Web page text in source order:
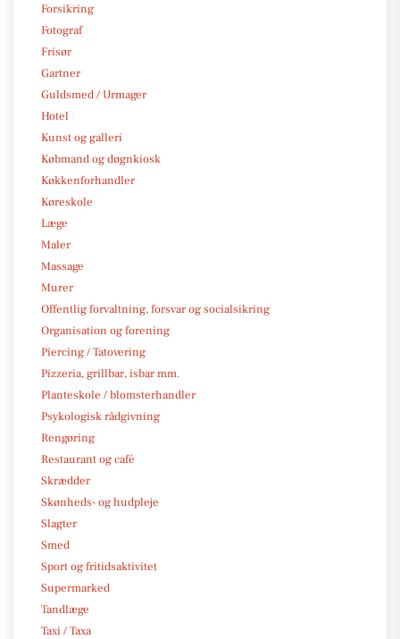
Forsikring
Fotograf
Frisør
Gartner
Guldsmed / Urmager
Hotel
Kunst og galleri
Købmand og døgnkiosk
Køkkenforhandler
Køreskole
Læge
Maler
Massage
Murer
Offentlig forvaltning, forsvar og socialsikring
Organisation og forening
Piercing / Tatovering
Pizzeria, grillbar, isbar mm.
Planteskole / blomsterhandler
Psykologisk rådgivning
Rengøring
Restaurant og café
Skrædder
Skønheds- og hudpleje
Slagter
Smed
Sport og fritidsaktivitet
Supermarked
Tandlæge
Taxi / Taxa